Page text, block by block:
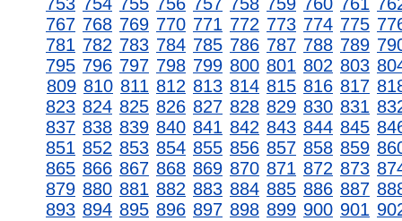
767 768 769 770 771 772 773 774 775
781 782 783 784 785 786 787 788 789
795 796 797 798 799 800 801 802 803
809 810 811 812 813 814 815 816 817
823 824 825 826 827 828 829 830 831
837 838 839 840 841 842 843 844 845
851 852 853 854 855 856 857 858 859
865 866 867 868 869 870 871 872 873
879 880 881 882 883 884 885 886 887
893 894 895 896 897 898 899 900 901